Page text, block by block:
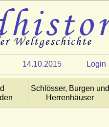
14.10.2015 Login
Schlösser, Burgen und
Herrenhäuser